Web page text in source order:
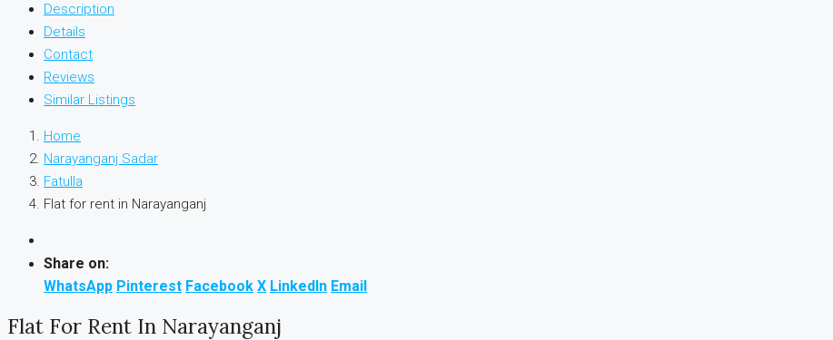
Description
Details
Contact
Reviews
Similar Listings
Home
Narayanganj Sadar
Fatulla
Flat for rent in Narayanganj
Share on:
WhatsApp Pinterest Facebook X LinkedIn Email
Flat For Rent In Narayanganj